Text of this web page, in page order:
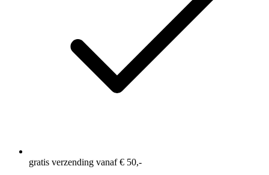
gratis verzending vanaf € 50,-